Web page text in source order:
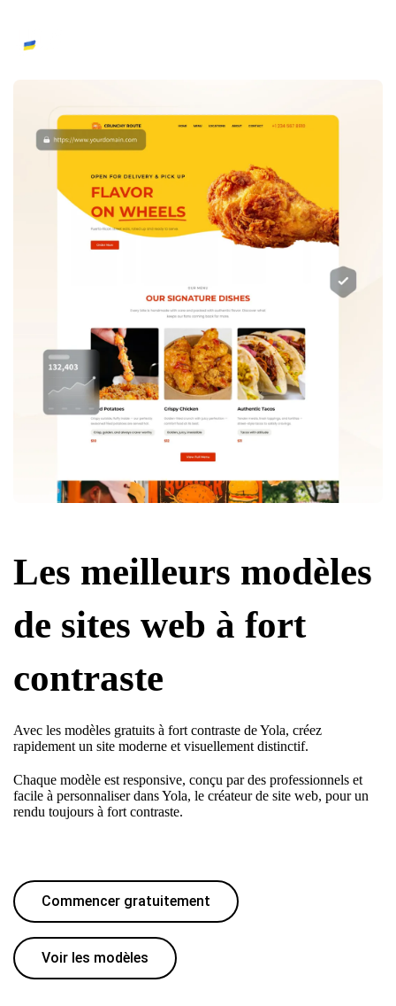
Les meilleurs modèles
de sites web à fort
contraste
Avec les modèles gratuits à fort contraste de Yola, créez
rapidement un site moderne et visuellement distinctif.
Chaque modèle est responsive, conçu par des professionnels et
facile à personnaliser dans Yola, le créateur de site web, pour un
rendu toujours à fort contraste.
Commencer gratuitement
Voir les modèles